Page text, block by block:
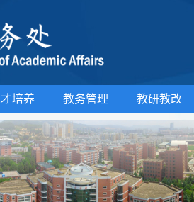
培养 教务管理 教研教改